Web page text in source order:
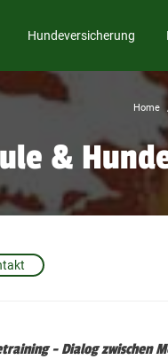
Hundeversicherung
Home
&
- Dialog zwischen